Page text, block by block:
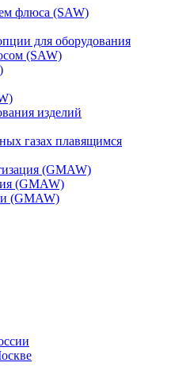
флюса (SAW)
для оборудования
(SAW)
изделий
газах плавящимся
(GMAW)
(GMAW)
(GMAW)